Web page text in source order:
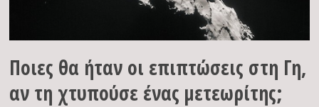
Ποιες θα ήταν οι επιπτώσεις στη Γη,
αν τη χτυπούσε ένας μετεωρίτης;